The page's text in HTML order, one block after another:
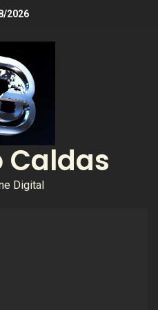
2026
Caldas
Digital